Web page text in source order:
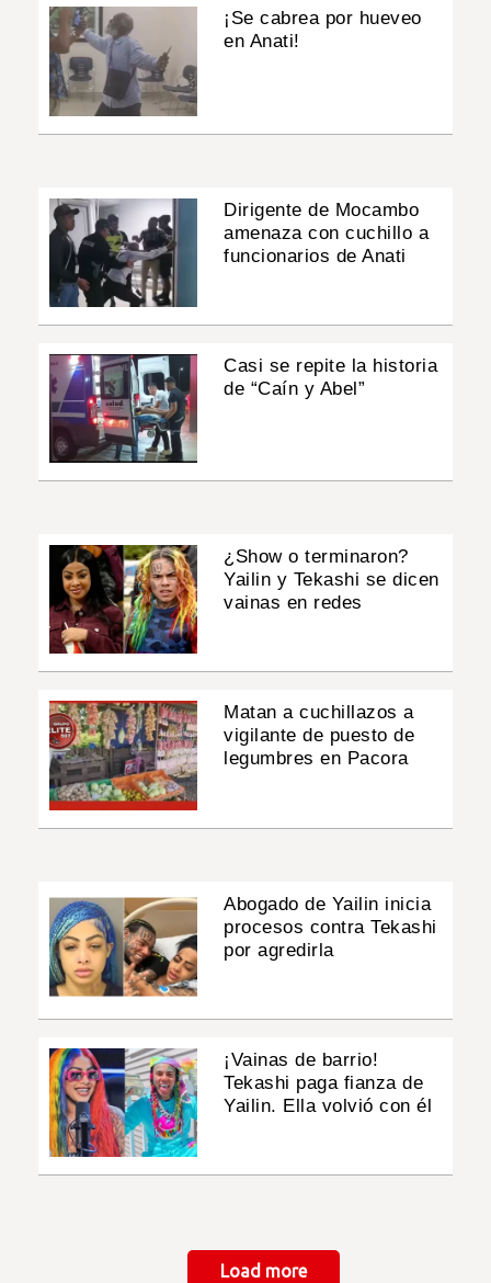
¡Se cabrea por hueveo
en Anati!
Dirigente de Mocambo
amenaza con cuchillo a
funcionarios de Anati
Casi se repite la historia
de “Caín y Abel”
¿Show o terminaron?
Yailin y Tekashi se dicen
vainas en redes
Matan a cuchillazos a
vigilante de puesto de
legumbres en Pacora
Abogado de Yailin inicia
procesos contra Tekashi
por agredirla
¡Vainas de barrio!
Tekashi paga fianza de
Yailin. Ella volvió con él
Load more